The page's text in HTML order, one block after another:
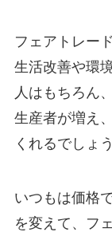
フェアトレー
生活改善や環
人はもちろん
生産者が増え
くれるでしょう
いつもは価格
を変えて、フ